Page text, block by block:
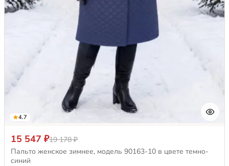
4.7
15 547 ₽19 178 ₽
Пальто женское зимнее, модель 90163-10 в цвете темно-
синий